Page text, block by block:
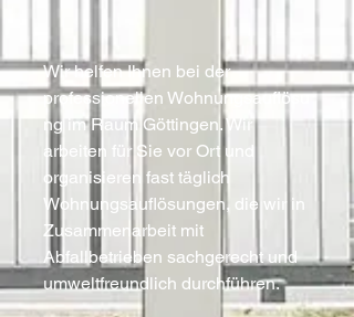
Wir helfen Ihnen bei der
professionellen Wohnungsauflösu
ng im Raum Göttingen. Wir
arbeiten für Sie vor Ort und
organisieren fast täglich
Wohnungsauflösungen, die wir in
Zusammenarbeit mit
Abfallbetrieben sachgerecht und
umweltfreundlich durchführen.